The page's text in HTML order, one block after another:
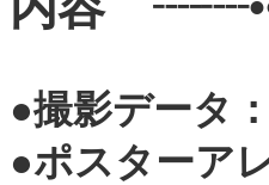
●撮影データ
●ポスターア